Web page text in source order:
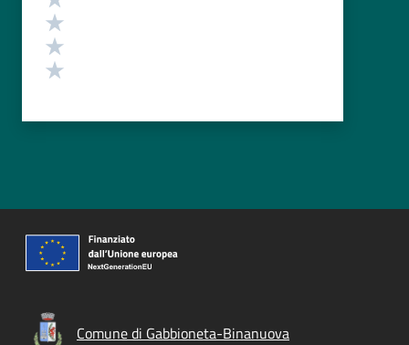
Comune di Gabbioneta-Binanuova